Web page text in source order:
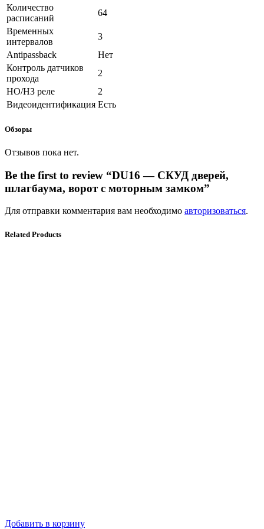
Количество
расписаний
64
Временных
интервалов
3
Antipassback
Нет
Контроль датчиков
прохода
2
НО/НЗ реле
2
Видеоидентификация Есть
Обзоры
Отзывов пока нет.
Be the first to review “DU16 — СКУД дверей,
шлагбаума, ворот с моторным замком”
Для отправки комментария вам необходимо авторизоваться.
Related Products
Добавить в корзину